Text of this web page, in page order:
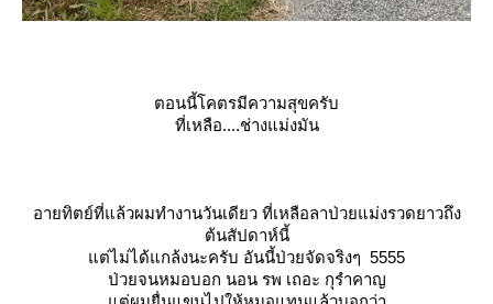
ตอนนี้โคตรมีความสุขครับ
ที่เหลือ....ช่างแม่งมัน
อายทิตย์ที่แล้วผมทำงานวันเดียว ที่เหลือลาป่วยแม่งรวดยาวถึง
ต้นสัปดาห์นี้
ต่ไม่ได้แกล้งนะครับ อันนี้ป่วยจัดจริงๆ 5555
ป่วยจนหมอบอก นอน รพ เถอะ กุรำคาญ